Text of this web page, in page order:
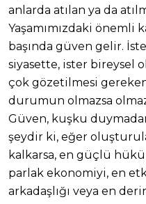
anlarda atılan ya da
Yaşamımızdaki önemli
başında güven gelir.
siyasette, ister bireysel
çok gözetilmesi
durumun olmazsa
Güven, kuşku
şeydir ki, eğer
kalkarsa, en güçlü
parlak ekonomiyi, en
arkadaşlığı veya en